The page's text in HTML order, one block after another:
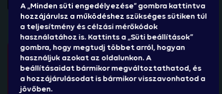
A „Minden süti engedélyezése” gombra kattintva
hozzájárulsz a működéshez szükséges sütiken túl
a teljesítmény és célzási mérőkódok
használatához is. Kattints a „Süti beállítások”
gombra, hogy megtudj többet arról, hogyan
használjuk azokat az oldalunkon. A
beállításaidat bármikor megváltoztathatod, és
a hozzájárulásodat is bármikor visszavonhatod a
jövőben.